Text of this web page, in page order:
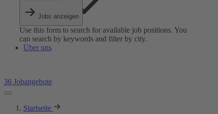
Jobs anzeigen
Use this form to search for available job positions. You
can search by keywords and filter by city.
Über uns
36 Jobangebote
Startseite